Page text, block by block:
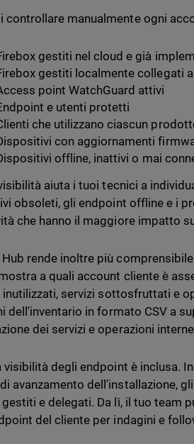
controllare manualmente ogni
gestiti nel cloud e già
gestiti localmente collegati
point WatchGuard attivi
e utenti protetti
che utilizzano ciascun
con aggiornamenti
offline, inattivi o mai
aiuta i tuoi tecnici a
obsoleti, gli endpoint offline e i
che hanno il maggiore impatto
rende inoltre più
a quali account cliente è
servizi sottosfruttati e
dell'inventario in formato CSV a
dei servizi e operazioni
visibilità degli endpoint è inclusa.
avanzamento dell'installazione,
e delegati. Da lì, il tuo team
del cliente per indagini e